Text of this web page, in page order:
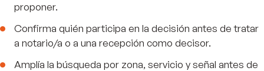
proponer.
Confirma quién participa en la decisión antes de tratar
a notario/a o a una recepción como decisor.
Amplía la búsqueda por zona, servicio y señal antes de